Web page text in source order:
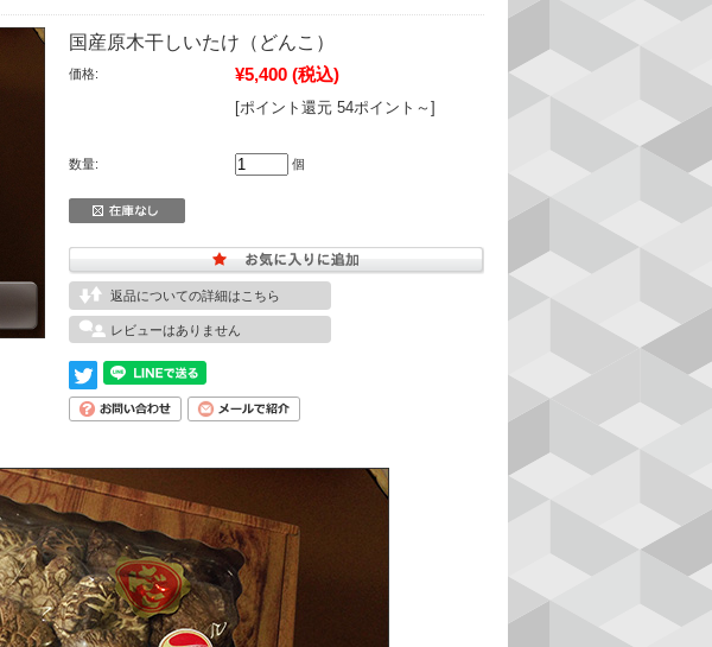
国産原木干しいたけ（どんこ）
価格: ¥5,400 (税込)
[ポイント還元 54ポイント～]
数量: 個
返品についての詳細はこちら
レビューはありません